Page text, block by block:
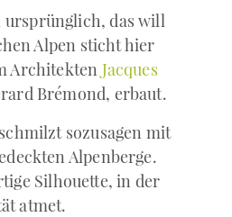
ursprünglich, das will
Alpen sticht hier
Architekten Jacques
Brémond, erbaut.
sozusagen mit
Alpenberge.
Silhouette, in der
atmet.